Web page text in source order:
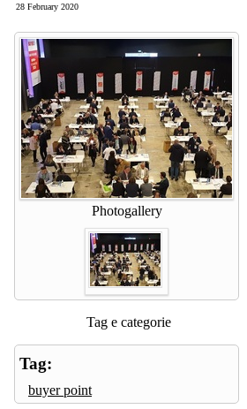
28 February 2020
Photogallery
Tag e categorie
Tag:
buyer point